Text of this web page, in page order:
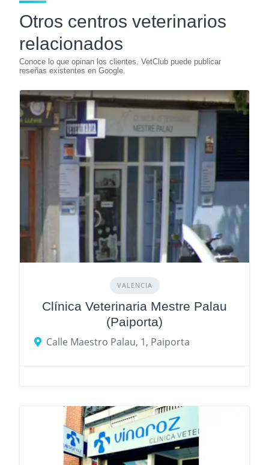
Otros centros veterinarios
relacionados
VALENCIA
Clínica Veterinaria Mestre Palau
(Paiporta)
Calle Maestro Palau, 1, Paiporta